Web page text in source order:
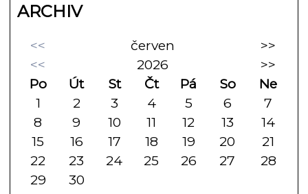
ARCHIV
<< červen
>>
<<
2026
>>
Po
Út St Čt Pá So
Ne
1
2 3 4 5 6
7
8
9 10 11 12 13
14
15
16 17 18 19 20
21
22
23 24 25 26 27
28
29
30